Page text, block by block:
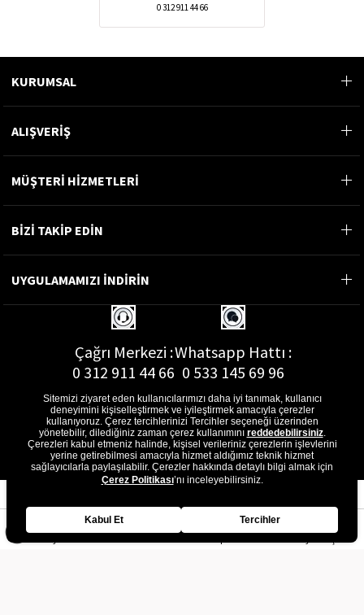
0 312 911 44 66
KURUMSAL
ALIŞVERİŞ
MÜŞTERİ HİZMETLERİ
BİZİ TAKİP EDİN
UYGULAMAMIZI İNDİRİN
Çağrı Merkezi :
0 312 911 44 66
Whatsapp Hattı :
0 533 145 69 96
E-Posta Adresi :
musterihizmetleri@gon.com.tr
Sitemizi ziyaret eden kullanıcılarımızı daha iyi tanımak, kullanıcı
deneyimini kişiselleştirmek ve iyileştirmek amacıyla çerezler
kullanıyoruz. Çerez tercihlerinizi Tercihler seçeneği üzerinden
yönetebilir, dilediğiniz zaman çerez kullanımını reddedebilirsiniz.
Çerezleri kabul etmeniz halinde, kişisel verileriniz çerezlerin işlevlerini
yerine getirebilmesi amacıyla hizmet aldığımız teknik hizmet
sağlayıcılarla paylaşılabilir. Çerezler hakkında detaylı bilgi almak için
Çerez Politikası’nı inceleyebilirsiniz.
Kabul Et Tercihler